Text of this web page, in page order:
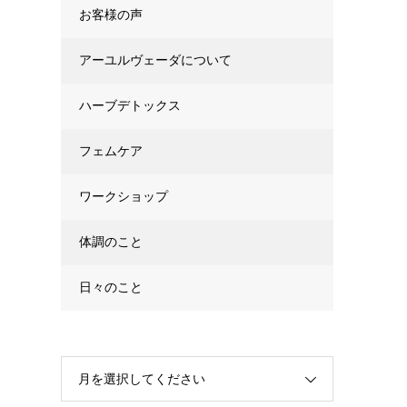
お客様の声
アーユルヴェーダについて
ハーブデトックス
フェムケア
ワークショップ
体調のこと
日々のこと
月を選択してください